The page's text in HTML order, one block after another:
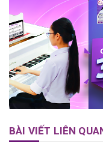
BÀI VIẾT LIÊN